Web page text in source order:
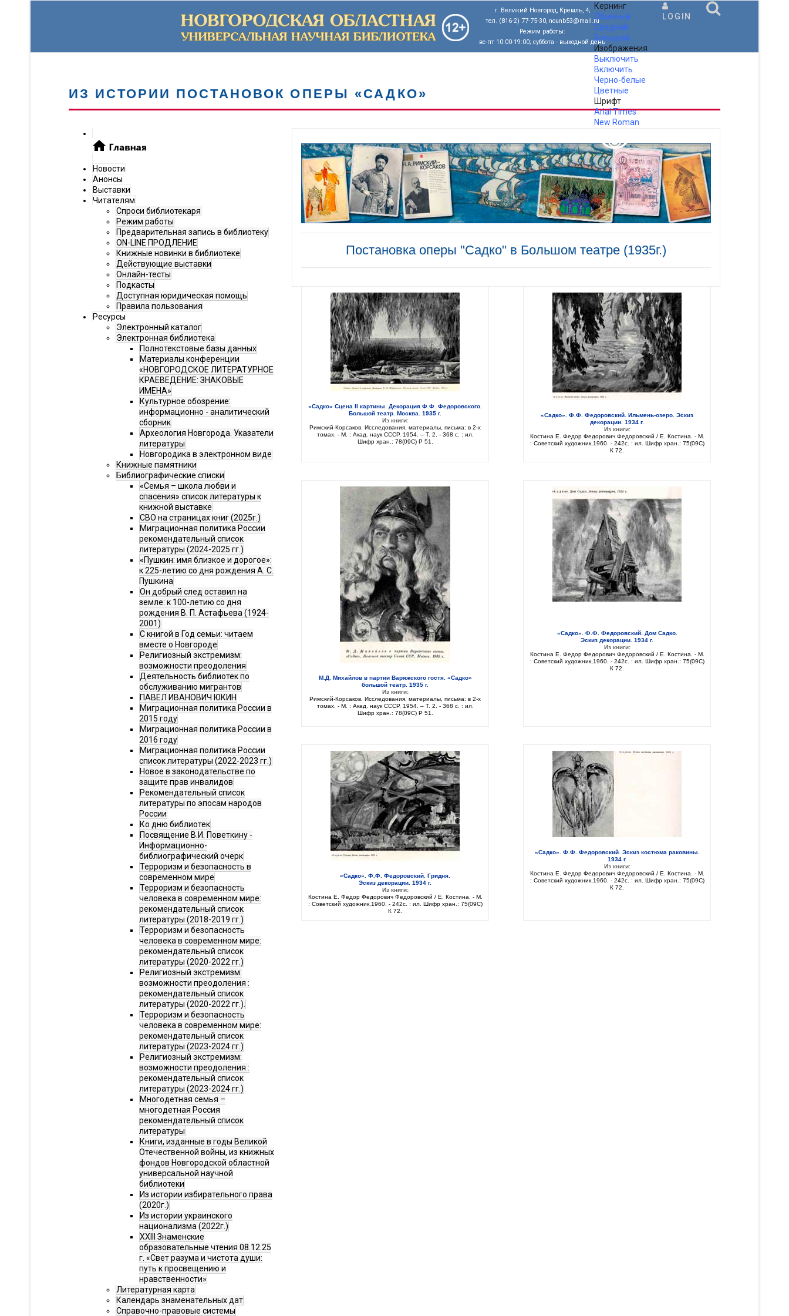
г. Великий Новгород, Кремль, 4;
тел. (816-2) 77-75-30, nounb53@mail.ru
Режим работы:
вс-пт 10:00-19:00; суббота - выходной день
Кернинг
Обычный
Средний
Большой
Изображения
Выключить
Включить
Черно-белые
Цветные
Шрифт
ArialTimes
New Roman
LOGIN
ИЗ ИСТОРИИ ПОСТАНОВОК ОПЕРЫ «САДКО»
Новости
Анонсы
Выставки
Читателям
Спроси библиотекаря
Режим работы
Предварительная запись в библиотеку
ON-LINE ПРОДЛЕНИЕ
Книжные новинки в библиотеке
Действующие выставки
Онлайн-тесты
Подкасты
Доступная юридическая помощь
Правила пользования
Ресурсы
Электронный каталог
Электронная библиотека
Полнотекстовые базы данных
Материалы конференции
«НОВГОРОДСКОЕ ЛИТЕРАТУРНОЕ
КРАЕВЕДЕНИЕ: ЗНАКОВЫЕ
ИМЕНА»
Культурное обозрение:
информационно - аналитический
сборник
Археология Новгорода. Указатели
литературы
Новгородика в электронном виде
Книжные памятники
Библиографические списки
«Семья – школа любви и
спасения» список литературы к
книжной выставке
СВО на страницах книг (2025г.)
Миграционная политика России
рекомендательный список
литературы (2024-2025 гг.)
«Пушкин: имя близкое и дорогое»:
к 225-летию со дня рождения А. С.
Пушкина
Он добрый след оставил на
земле: к 100-летию со дня
рождения В. П. Астафьева (1924-
2001)
С книгой в Год семьи: читаем
вместе о Новгороде
Религиозный экстремизм:
возможности преодоления
Деятельность библиотек по
обслуживанию мигрантов
ПАВЕЛ ИВАНОВИЧ ЮКИН
Миграционная политика России в
2015 году
Миграционная политика России в
2016 году
Миграционная политика России
список литературы (2022-2023 гг.)
Новое в законодательстве по
защите прав инвалидов
Рекомендательный список
литературы по эпосам народов
России
Ко дню библиотек
Посвящение В.И. Поветкину -
Информационно-
библиографический очерк
Терроризм и безопасность в
современном мире
Терроризм и безопасность
человека в современном мире:
рекомендательный список
литературы (2018-2019 гг.)
Терроризм и безопасность
человека в современном мире:
рекомендательный список
литературы (2020-2022 гг.)
Религиозный экстремизм:
возможности преодоления :
рекомендательный список
литературы (2020-2022 гг.).
Терроризм и безопасность
человека в современном мире:
рекомендательный список
литературы (2023-2024 гг.)
Религиозный экстремизм:
возможности преодоления :
рекомендательный список
литературы (2023-2024 гг.)
Многодетная семья –
многодетная Россия
рекомендательный список
литературы
Книги, изданные в годы Великой
Отечественной войны, из книжных
фондов Новгородской областной
универсальной научной
библиотеки
Из истории избирательного права
(2020г.)
Из истории украинского
национализма (2022г.)
XXIII Знаменские
образовательные чтения 08.12.25
г. «Свет разума и чистота души:
путь к просвещению и
нравственности»
Литературная карта
Календарь знаменательных дат
Справочно-правовые системы
Постановка оперы "Садко" в Большом театре (1935г.)
«Садко» Сцена II картины. Декорация Ф.Ф. Федоровского.
Большой театр. Москва. 1935 г.
Из книги:
Римский-Корсаков. Исследования, материалы, письма: в 2-х
томах. - М. : Акад. наук СССР, 1954. – Т. 2. - 368 с. : ил.
Шифр хран.: 78(09C) Р 51.
«Садко». Ф.Ф. Федоровский. Ильмень-озеро. Эскиз
декорации. 1934 г.
Из книги:
Костина Е. Федор Федорович Федоровский / Е. Костина. - М.
: Советский художник,1960. - 242с. : ил. Шифр хран.: 75(09C)
К 72.
М.Д. Михайлов в партии Варяжского гостя. «Садко»
большой театр. 1935 г.
Из книги:
Римский-Корсаков. Исследования, материалы, письма: в 2-х
томах. - М. : Акад. наук СССР, 1954. – Т. 2. - 368 с. : ил.
Шифр хран.: 78(09C) Р 51.
«Садко». Ф.Ф. Федоровский. Дом Садко.
Эскиз декорации. 1934 г.
Из книги:
Костина Е. Федор Федорович Федоровский / Е. Костина. - М.
: Советский художник,1960. - 242с. : ил. Шифр хран.: 75(09C)
К 72.
«Садко». Ф.Ф. Федоровский. Гридня.
Эскиз декорации. 1934 г.
Из книги:
Костина Е. Федор Федорович Федоровский / Е. Костина. - М.
: Советский художник,1960. - 242с. : ил. Шифр хран.: 75(09C)
К 72.
«Садко». Ф.Ф. Федоровский. Эскиз костюма раковины.
1934 г.
Из книги:
Костина Е. Федор Федорович Федоровский / Е. Костина. - М.
: Советский художник,1960. - 242с. : ил. Шифр хран.: 75(09C)
К 72.